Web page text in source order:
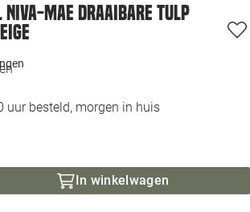
Mae draaibare tulp
uur besteld, morgen in huis
In winkelwagen